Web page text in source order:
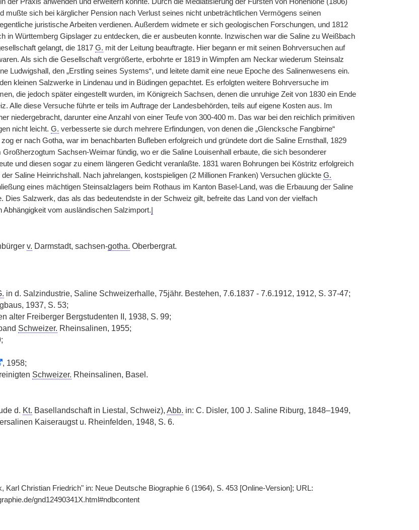
mußte sich bei kärglicher Pension nach Verlust seines nicht unbeträchtlichen Vermögens seinen
juristische Arbeiten verdienen. Außerdem widmete er sich geologischen Forschungen, und 1812
in Württemberg Gipslager zu entdecken, die er ausbeuten konnte. Inzwischen war die Saline zu Weißbach
gelangt, die 1817 G. mit der Leitung beauftragte. Hier begann er mit seinen Bohrversuchen auf
Als sich die Gesellschaft vergrößerte, erbohrte er 1819 in Wimpfen am Neckar wiederum Steinsalz
Ludwigshall, den „Erstling seines Systems“, und leitete damit eine neue Epoche des Salinenwesens ein.
kleinen Salzwerke in Lindenau und in Büdingen gepachtet. Es erfolgten weitere Bohrversuche im
die jedoch später eingestellt wurden, im Königreich Sachsen, denen die unruhige Zeit von 1830 ein Ende
Alle diese Versuche führte er teils im Auftrage der Landesbehörden, teils auf eigene Kosten aus. Im
niedergebracht, darunter eine Anzahl von einer Teufe von 300-400 m. Das war bei den reichlich primitiven
nicht leicht. G. verbesserte sie durch mehrere Erfindungen, von denen die „Glencksche Fangbirne“
er nach Gotha, war im benachbarten Bufleben erfolgreich und gründete dort die Saline Ernsthall, 1829
Sachsen-Weimar fündig, wo er die Saline Louisenhall erbaute, die sich besonderer
und diesen sogar zu einem längeren Gedicht veranlaßte. 1831 waren Bohrungen bei Köstritz erfolgreich
Saline Heinrichshall. Nach jahrelangen, kostspieligen (2 Millionen Franken) Versuchen glückte G.
eines mächtigen Steinsalzlagers beim Rothaus im Kanton Basel-Land, was die Erbauung der Saline
Dies Salzwerk, das als das bedeutendste in der Schweiz gilt, befreite das Land von der vielfach
Abhängigkeit vom ausländischen Salzimport.
v. Darmstadt, sachsen-gotha. Oberbergrat.
in d. Salzindustrie, Saline Schweizerhalle, 75jähr. Bestehen, 7.6.1837 - 7.6.1912, 1912, S. 37-47;
1937, S. 53;
alter Freiberger Bergstudenten II, 1938, S. 99;
Schweizer. Rheinsalinen, 1955;
, 1958;
Schweizer. Rheinsalinen, Basel.
d. Kt. Basellandschaft in Liestal, Schweiz), Abb. in: C. Disler, 100 J. Saline Riburg, 1848–1949,
Kaiseraugst u. Rheinfelden, 1948, S. 6.
Karl Christian Friedrich" in: Neue Deutsche Biographie 6 (1964), S. 453 [Online-Version]; URL:
gnd12490341X.html#ndbcontent